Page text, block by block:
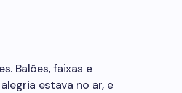
Balões, faixas e
estava no ar, e